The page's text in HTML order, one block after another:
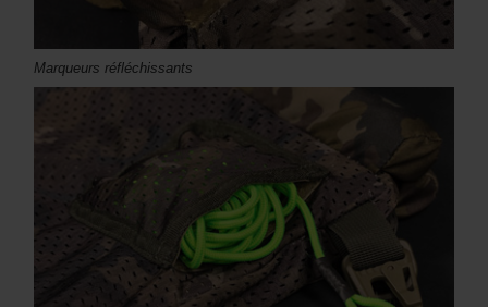
Marqueurs réfléchissants